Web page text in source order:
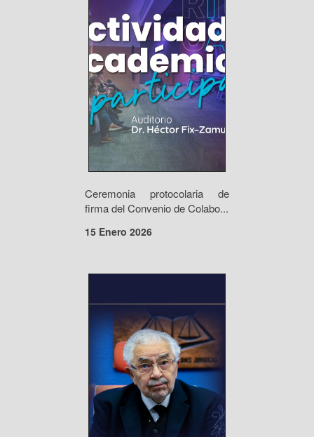
Ceremonia protocolaria de
firma del Convenio de Colabo...
15 Enero 2026